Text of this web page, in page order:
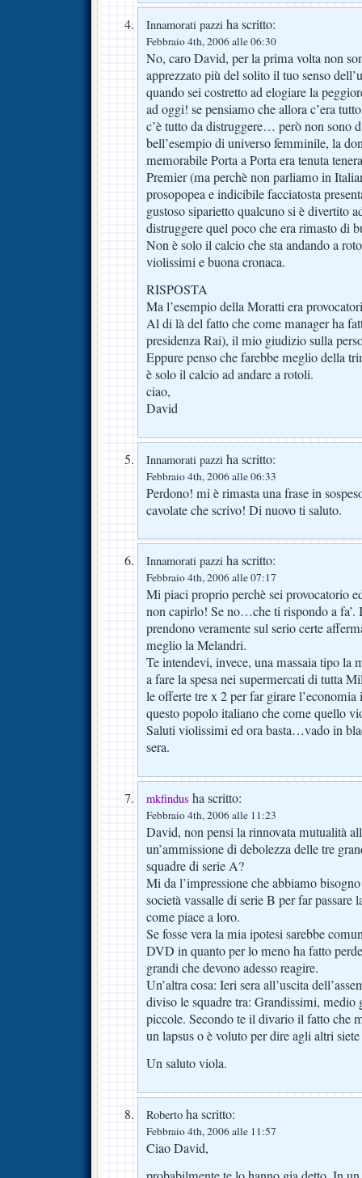
Innamorati pazzi ha scritto:
Febbraio 4th, 2006 alle 06:30
No, caro David, per la prima volta non
apprezzato più del solito il tuo senso
quando sei costretto ad elogiare la
ad oggi! se pensiamo che allora c’era
c’è tutto da distruggere… però non sono
bell’esempio di universo femminile, la
memorabile Porta a Porta era tenuta
Premier (ma perchè non parliamo in
prosopopea e indicibile facciatosta
gustoso siparietto qualcuno si è divertito
distruggere quel poco che era rimasto di
Non è solo il calcio che sta andando a
violissimi e buona cronaca.
RISPOSTA
Ma l’esempio della Moratti era
Al di là del fatto che come manager ha
presidenza Rai), il mio giudizio sulla
Eppure penso che farebbe meglio della
è solo il calcio ad andare a rotoli.
ciao,
David
Innamorati pazzi ha scritto:
Febbraio 4th, 2006 alle 06:33
Perdono! mi è rimasta una frase in
cavolate che scrivo! Di nuovo ti saluto.
Innamorati pazzi ha scritto:
Febbraio 4th, 2006 alle 07:17
Mi piaci proprio perchè sei provocatorio
non capirlo! Se no…che ti rispondo a
prendono veramente sul serio certe
meglio la Melandri.
Te intendevi, invece, una massaia tipo la
a fare la spesa nei supermercati di tutta
le offerte tre x 2 per far girare l’economia
questo popolo italiano che come quello
Saluti violissimi ed ora basta…vado in
sera.
mkfindus ha scritto:
Febbraio 4th, 2006 alle 11:23
David, non pensi la rinnovata mutualità
un’ammissione di debolezza delle tre
squadre di serie A?
Mi da l’impressione che abbiamo
società vassalle di serie B per far passare
come piace a loro.
Se fosse vera la mia ipotesi sarebbe
DVD in quanto per lo meno ha fatto
grandi che devono adesso reagire.
Un’altra cosa: Ieri sera all’uscita
diviso le squadre tra: Grandissimi, medio
piccole. Secondo te il divario il fatto che
un lapsus o è voluto per dire agli altri
Un saluto viola.
Roberto ha scritto:
Febbraio 4th, 2006 alle 11:57
Ciao David,